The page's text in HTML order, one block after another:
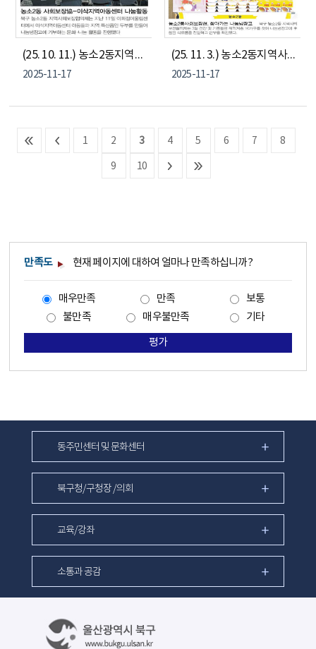
(25. 10. 11.) 농소2동지역사회보장협의체 이삭지역아동센터 문화&나눔 체험
2025-11-17
(25. 11. 3.) 농소2동지역사회보장협의체 찾아가는 나눔냉장고
2025-11-17
1 2 3 4 5 6 7 8
9 10
만족도 현재 페이지에 대하여 얼마나 만족하십니까?
매우만족 만족
보통
불만족
매우불만족 기타
평가
동주민센터 및 문화센터
북구청/구청장 /의회
교육/강좌
소통과 공감